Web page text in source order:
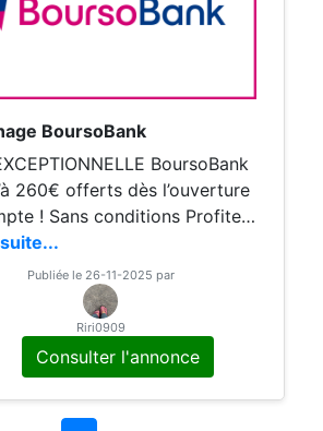
BoursoBank
BoursoBank
260€ offerts dès l’ouverture
! Sans conditions Profitez
gratuite, d’une carte off
d’un bonus généreux via mon
parrainage. 👉
Publiée le 26-11-2025 par
Riri0909
Consulter l'annonce